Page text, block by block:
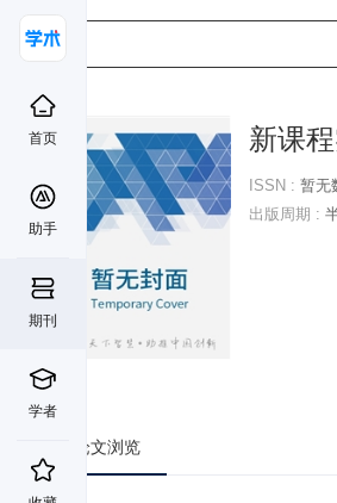
首页
助手
期刊
学者
新课
ISSN : 暂无
出版周期 :
论文浏览